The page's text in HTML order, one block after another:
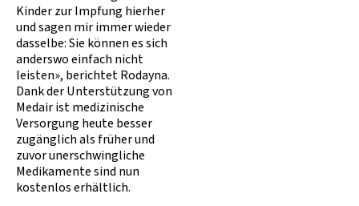
Kinder zur Impfung hierher
und sagen mir immer wieder
dasselbe: Sie können es sich
anderswo einfach nicht
leisten», berichtet Rodayna.
Dank der Unterstützung von
Medair ist medizinische
Versorgung heute besser
zugänglich als früher und
zuvor unerschwingliche
Medikamente sind nun
kostenlos erhältlich.